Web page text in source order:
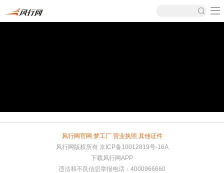
风行网官网 梦工厂 营业执照 其他证件
风行网版权所有 京ICP备10012819号-16A
下载风行网APP
违法和不良信息举报电话：4000966660